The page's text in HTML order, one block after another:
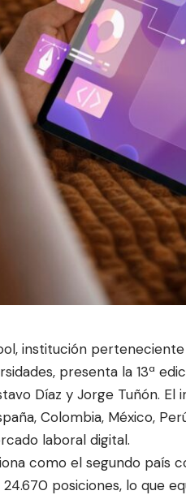
institución
presenta la 13ª
tavo Díaz y Jorge Tuñón. El
Colombia, México,
laboral digital.
como el segundo país
posiciones, lo que